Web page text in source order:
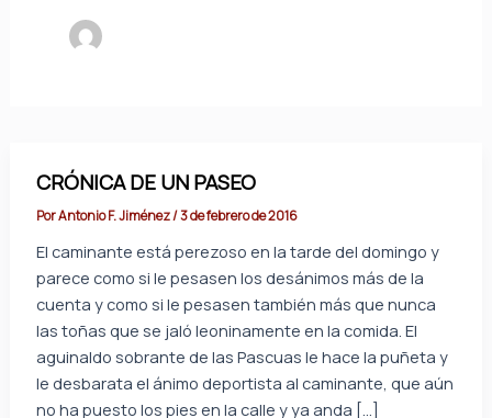
CRÓNICA DE UN PASEO
PorAntonio F. Jiménez/3 de febrero de 2016
El caminante está perezoso en la tarde del domingo y
parece como si le pesasen los desánimos más de la
cuenta y como si le pesasen también más que nunca
las toñas que se jaló leoninamente en la comida. El
aguinaldo sobrante de las Pascuas le hace la puñeta y
le desbarata el ánimo deportista al caminante, que aún
no ha puesto los pies en la calle y ya anda […]